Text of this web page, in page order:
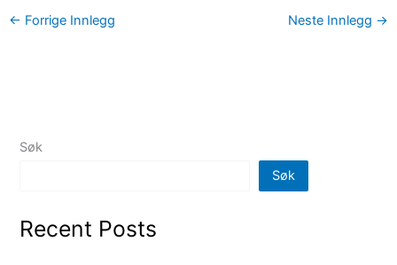
← Forrige Innlegg Neste Innlegg →
Søk
Søk
Recent Posts